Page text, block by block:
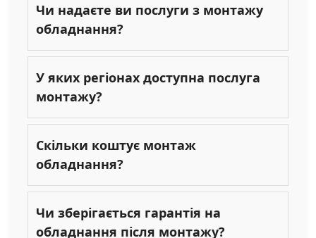
Чи надаєте ви послуги з монтажу
обладнання?
У яких регіонах доступна послуга
монтажу?
Скільки коштує монтаж
обладнання?
Чи зберігається гарантія на
обладнання після монтажу?